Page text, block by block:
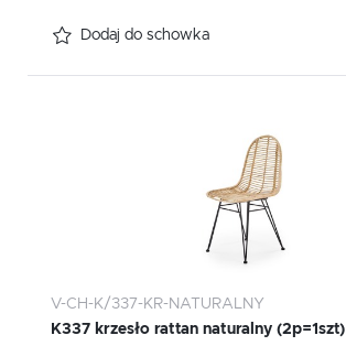
Dodaj do schowka
V-CH-K/337-KR-NATURALNY
K337 krzesło rattan naturalny (2p=1szt)